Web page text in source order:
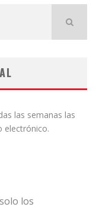
las semanas las
electrónico.
los